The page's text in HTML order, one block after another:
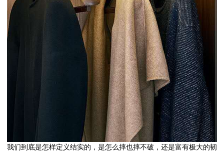
我们到底是怎样定义结实的，是怎么摔也摔不破，还是富有极大的韧